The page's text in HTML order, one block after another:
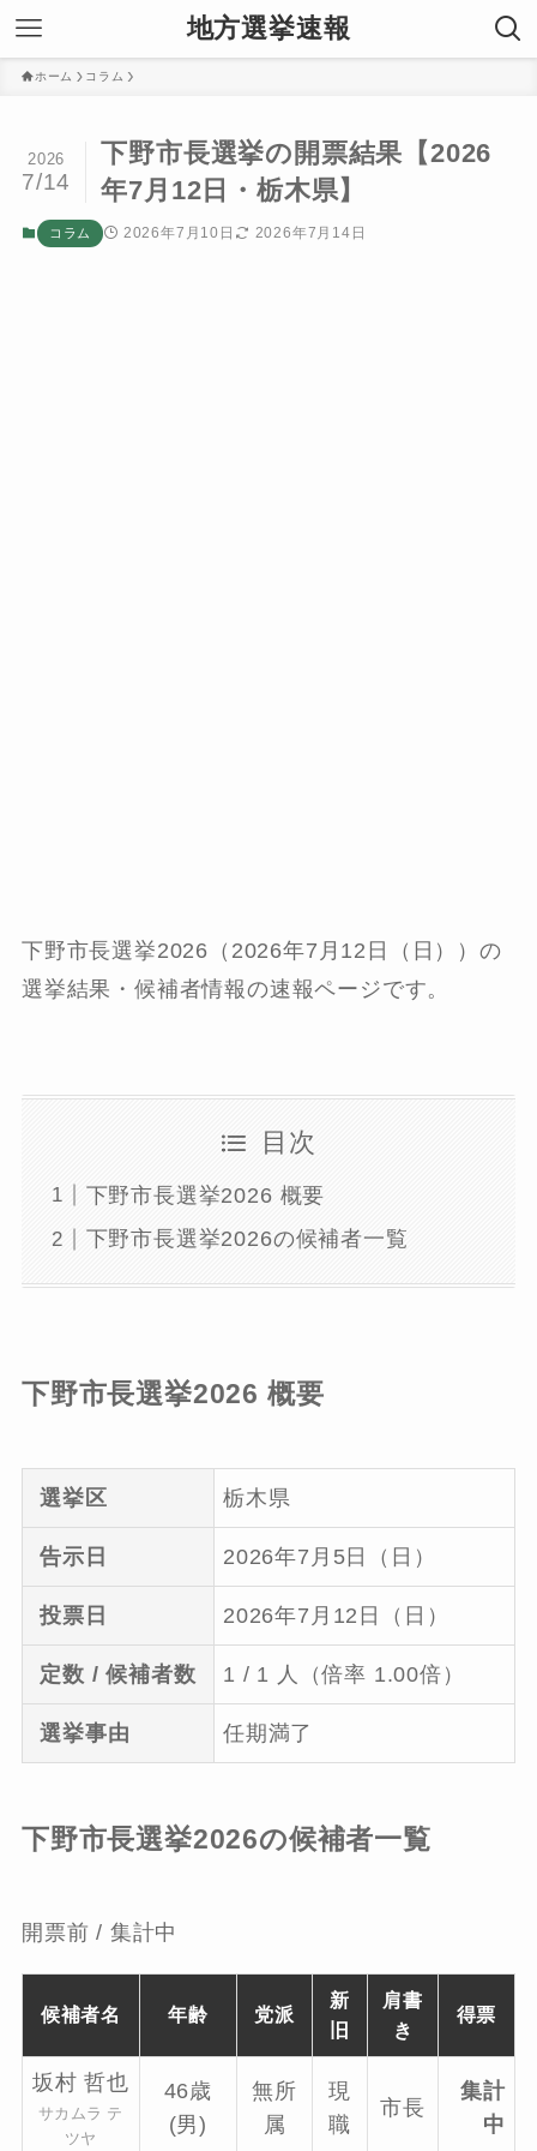
地方選挙速報
ホーム コラム
下野市長選挙の開票結果【2026
年7月12日・栃木県】
2026
7/14
コラム 2026年7月10日 2026年7月14日
下野市長選挙2026（2026年7月12日（日））の
選挙結果・候補者情報の速報ページです。
目次
下野市長選挙2026 概要
下野市長選挙2026の候補者一覧
下野市長選挙2026 概要
選挙区 栃木県
告示日 2026年7月5日（日）
投票日 2026年7月12日（日）
定数 / 候補者数 1 / 1 人（倍率 1.00倍）
選挙事由 任期満了
下野市長選挙2026の候補者一覧
開票前 / 集計中
候補者名 年齢 党派
新
旧
肩書
き
得票
坂村 哲也
サカムラ テ
ツヤ
46歳
(男)
無所
属
現
職
市長
集計
中